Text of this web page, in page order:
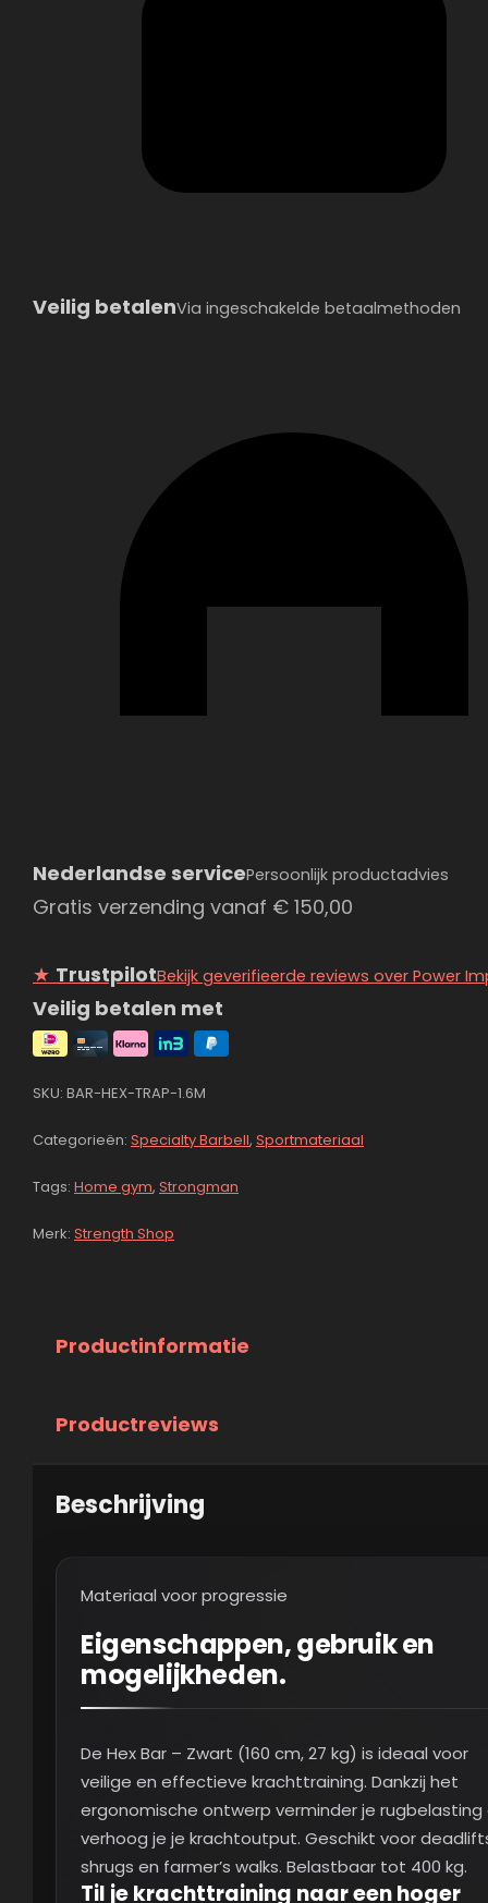
Veilig betalenVia ingeschakelde betaalmethoden
Nederlandse servicePersoonlijk productadvies
Gratis verzending vanaf € 150,00
★ TrustpilotBekijk geverifieerde reviews over Power
Veilig betalen met
SKU: BAR-HEX-TRAP-1.6M
Categorieën: Specialty Barbell, Sportmateriaal
Tags: Home gym, Strongman
Merk: Strength Shop
Productinformatie
Productreviews
Beschrijving
Materiaal voor progressie
Eigenschappen, gebruik en
mogelijkheden.
De Hex Bar – Zwart (160 cm, 27 kg) is ideaal voor
veilige en effectieve krachttraining. Dankzij het
ergonomische ontwerp verminder je rugbelasting
verhoog je je krachtoutput. Geschikt voor
shrugs en farmer’s walks. Belastbaar tot 400 kg.
Til je krachttraining naar een hoger